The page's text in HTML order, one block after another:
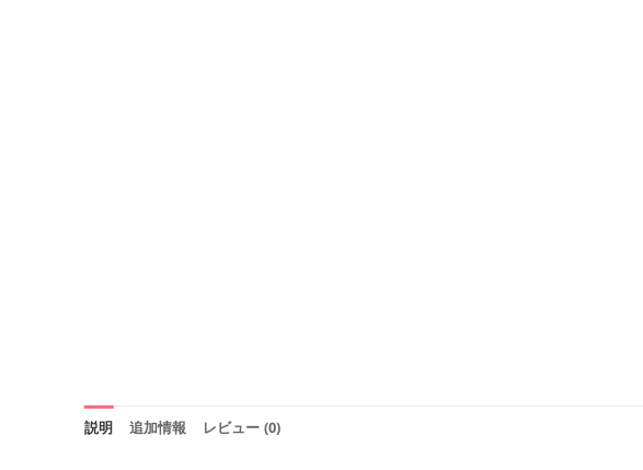
説明 追加情報 レビュー (0)